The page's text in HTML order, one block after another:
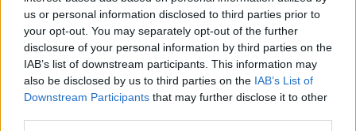
us or personal information disclosed to third parties prior to
your opt-out. You may separately opt-out of the further
disclosure of your personal information by third parties on the
IAB’s list of downstream participants. This information may
also be disclosed by us to third parties on the IAB’s List of
Downstream Participants that may further disclose it to other
jelölt nem győzött 50%+1 szavazattal az első
fordulóban, ott tartottak egy második fordulót is,
ahol már muszáj volt összeállnia az ellenzéknek,
ha győzni akart, és egymás javára vissza kellett
lépniük ehhez, támogatva a legesélyesebb
jelöltet. Még ha nem is volt egységes az